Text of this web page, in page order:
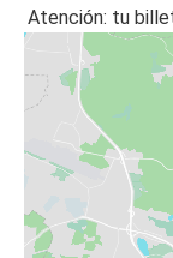
Atención: tu